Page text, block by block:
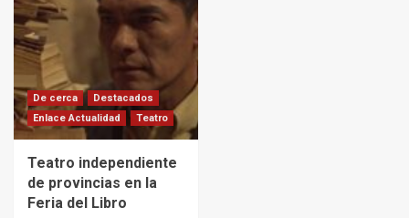
De cerca
Destacados
Enlace Actualidad
Teatro
Teatro independiente
de provincias en la
Feria del Libro